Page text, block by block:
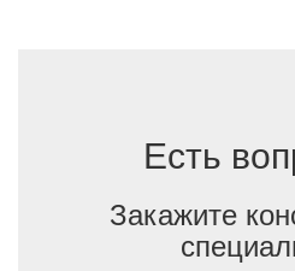
Есть
Закажите